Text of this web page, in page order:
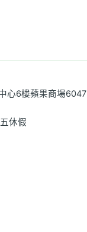
心6樓蘋果商場6047
休假